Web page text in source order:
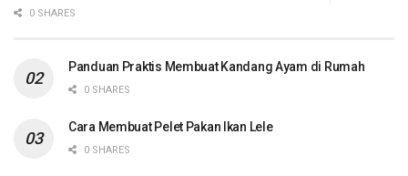
0 SHARES
Panduan Praktis Membuat Kandang Ayam di Rumah
0 SHARES
Cara Membuat Pelet Pakan Ikan Lele
0 SHARES